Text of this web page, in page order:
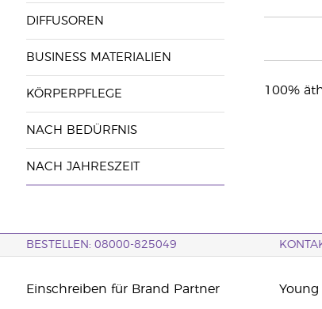
DIFFUSOREN
BUSINESS MATERIALIEN
KÖRPERPFLEGE
NACH BEDÜRFNIS
NACH JAHRESZEIT
100%
BESTELLEN: 08000-825049
Einschreiben für Brand Partner Young